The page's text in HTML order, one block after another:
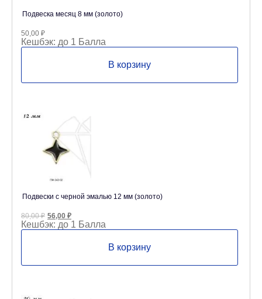
Подвеска месяц 8 мм (золото)
50,00 ₽
Кешбэк: до 1 Балла
В корзину
Подвески с черной эмалью 12 мм (золото)
80,00₽ Первоначальная
цена
составляла
56,00 ₽Текущая
цена:
56,00 ₽.
Кешбэк: до 1 Балла
В корзину